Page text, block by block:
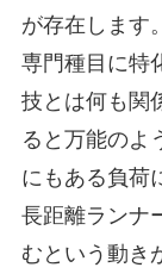
が存在します
専門種目に特
技とは何も関
ると万能のよ
にもある負荷
長距離ランナ
むという動き